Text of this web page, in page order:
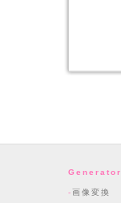
Generator
画像変換